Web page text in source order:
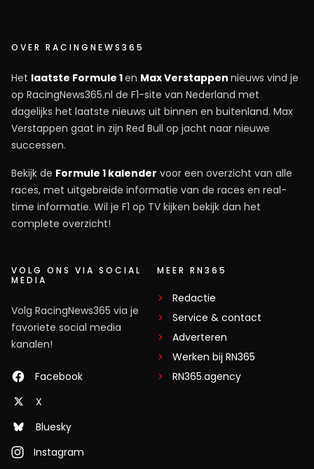
OVER RACINGNEWS365
Het laatste Formule 1en Max Verstappen nieuws vind je
op RacingNews365.nl de F1-site van Nederland met
dagelijks het laatste nieuws uit binnen en buitenland. Max
Verstappen gaat in zijn Red Bull op jacht naar nieuwe
successen.
Bekijk de Formule 1 kalender voor een overzicht van alle
races, met uitgebreide informatie van de races en real-
time informatie. Wil je F1 op TV kijken bekijk dan het
complete overzicht!
VOLG ONS VIA SOCIAL
MEDIA
Volg RacingNews365 via je
favoriete social media
kanalen!
Facebook
X
Bluesky
Instagram
MEER RN365
Redactie
Service & contact
Adverteren
Werken bij RN365
RN365.agency